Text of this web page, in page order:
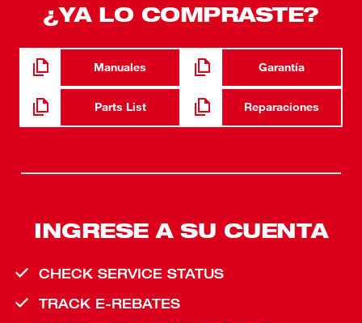
¿YA LO COMPRASTE?
Manuales Garantía
Parts List Reparaciones
INGRESE A SU CUENTA
CHECK SERVICE STATUS
TRACK E-REBATES